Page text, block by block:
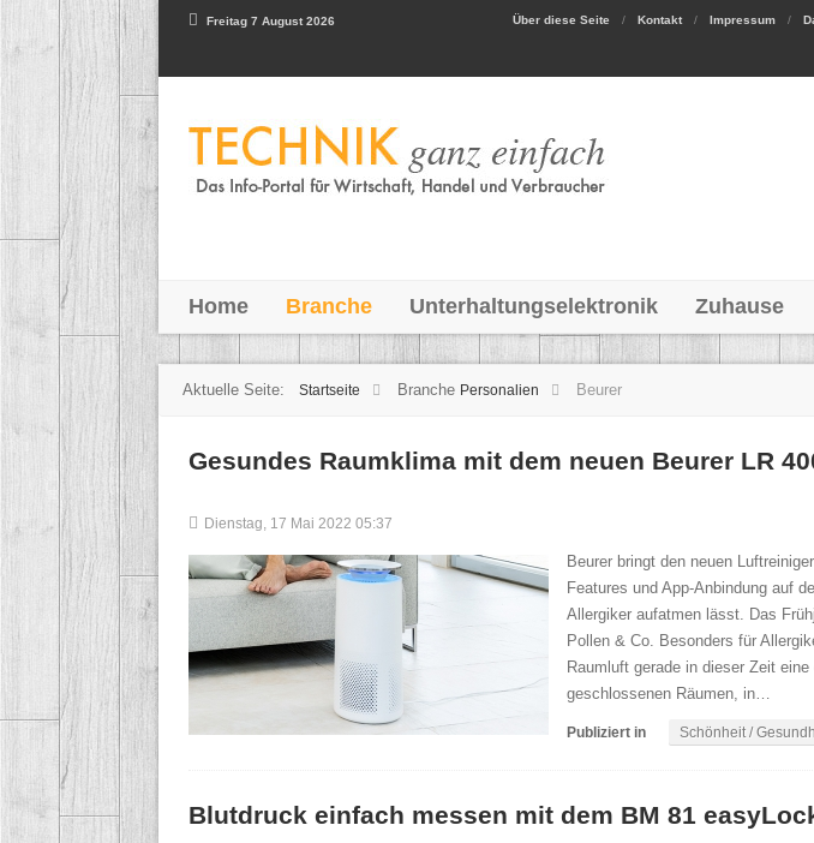
Freitag 7 August 2026 Über diese Seite Kontakt Impressum
Home Branche Unterhaltungselektronik Zuhause
Aktuelle Seite: Startseite Branche Personalien Beurer
Gesundes Raumklima mit dem neuen Beurer LR
Dienstag, 17 Mai 2022 05:37
Beurer bringt den neuen
Features und App-Anbindung auf
Allergiker aufatmen lässt. Das
Pollen & Co. Besonders für
Raumluft gerade in dieser Zeit
geschlossenen Räumen, in…
Publiziert in Schönheit /
Blutdruck einfach messen mit dem BM 81